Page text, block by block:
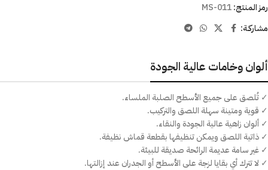
رمز المنتج:MS-011
مشاركـة:
ألوان وخامات عالية الجودة
✓ تُلصق على جميع الأسطح الصلبة الملساء.
✓ قوية ومتينة سهلة اللصق والتركيب.
✓ ألوان زاهية عالية الجودة والنقاء.
✓ ذاتية اللصق ويمكن تنظيفها بقطعة قماش نظيفة.
✓ غير سامة عديمة الرائحة صديقة للبيئة.
✓ لا تترك أي بقايا لزجة على الأسطح أو الجدران عند إزالتها.